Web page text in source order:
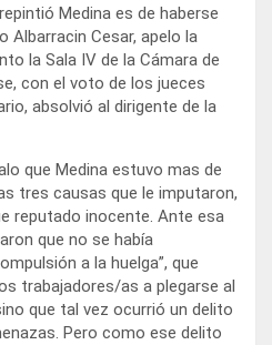
Medina es de haberse
Albarracin Cesar, apelo la
la Sala IV de la Cámara de
con el voto de los jueces
absolvió al dirigente de la
que Medina estuvo mas de
tres causas que le imputaron,
reputado inocente. Ante esa
que no se había
a la huelga”, que
trabajadores/as a plegarse al
que tal vez ocurrió un delito
Pero como ese delito